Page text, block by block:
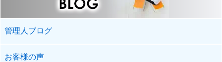
管理人ブログ
お客様の声